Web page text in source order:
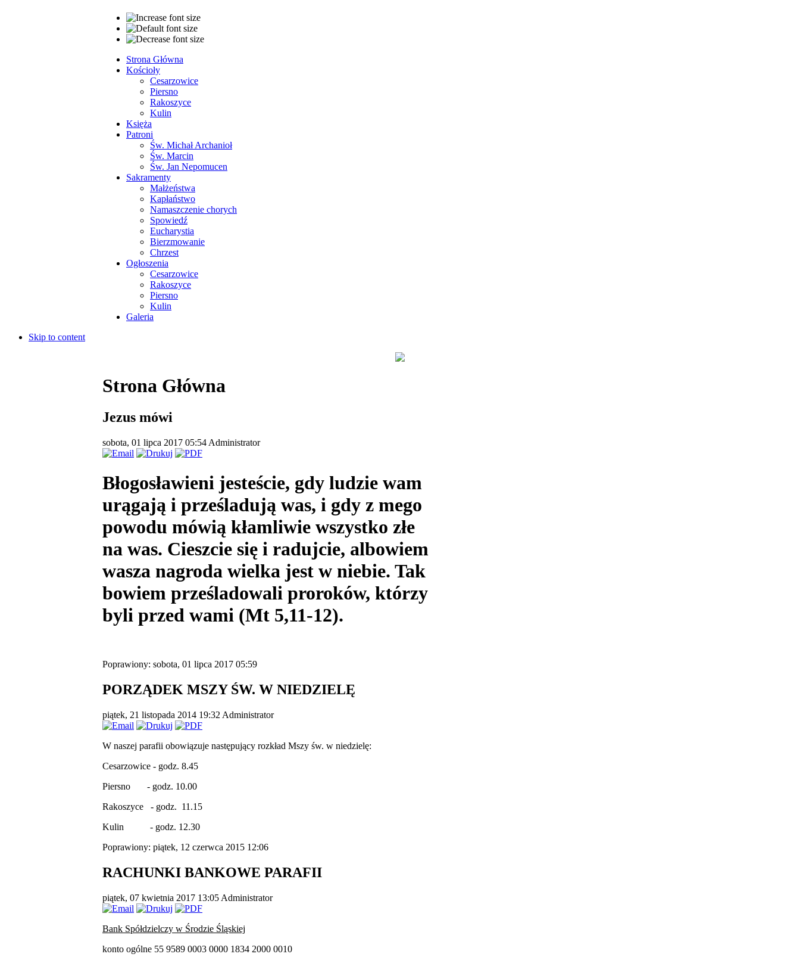
Strona Główna
Kościoły
Cesarzowice
Piersno
Rakoszyce
Kulin
Księża
Patroni
Św. Michał Archanioł
Św. Marcin
Św. Jan Nepomucen
Sakramenty
Małżeństwa
Kapłaństwo
Namaszczenie chorych
Spowiedź
Eucharystia
Bierzmowanie
Chrzest
Ogłoszenia
Cesarzowice
Rakoszyce
Piersno
Kulin
Galeria
Skip to content
Strona Główna
Jezus mówi
sobota, 01 lipca 2017 05:54 Administrator
Błogosławieni jesteście, gdy ludzie wam
urągają i prześladują was, i gdy z mego
powodu mówią kłamliwie wszystko złe
na was. Cieszcie się i radujcie, albowiem
wasza nagroda wielka jest w niebie. Tak
bowiem prześladowali proroków, którzy
byli przed wami (Mt 5,11-12).
Poprawiony: sobota, 01 lipca 2017 05:59
PORZĄDEK MSZY ŚW. W NIEDZIELĘ
piątek, 21 listopada 2014 19:32 Administrator
W naszej parafii obowiązuje następujący rozkład Mszy św. w niedzielę:
Cesarzowice - godz. 8.45
Piersno - godz. 10.00
Rakoszyce - godz. 11.15
Kulin - godz. 12.30
Poprawiony: piątek, 12 czerwca 2015 12:06
RACHUNKI BANKOWE PARAFII
piątek, 07 kwietnia 2017 13:05 Administrator
Bank Spółdzielczy w Środzie Śląskiej
konto ogólne 55 9589 0003 0000 1834 2000 0010